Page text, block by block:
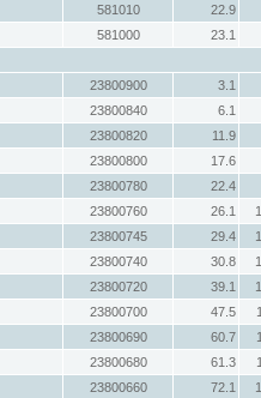
581010
22.9
581000
23.1
23800900
3.1
23800840
6.1
23800820
11.9
23800800
17.6
23800780
22.4
23800760 26.1
23800745 29.4
23800740 30.8
23800720 39.1
23800700 47.5
23800690 60.7
23800680 61.3
23800660 72.1